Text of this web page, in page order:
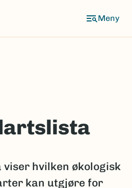
hvilken økologisk
kan utgjøre for